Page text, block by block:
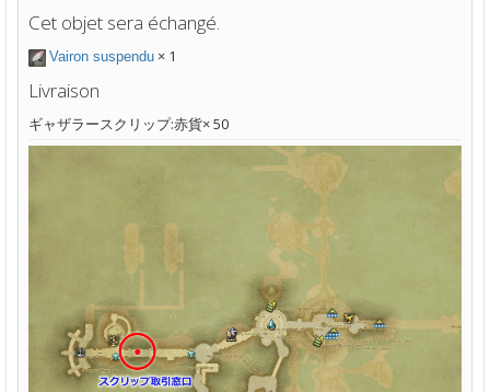
Cet objet sera échangé.
Vairon suspendu × 1
Livraison
ギャザラースクリップ:赤貨× 50